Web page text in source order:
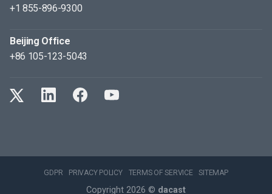
+1 855-896-9300
Beijing Office
+86 105-123-5043
GDPR PRIVACY POLICY TERMS OF SERVICE SITEMAP
Copyright 2026 © dacast